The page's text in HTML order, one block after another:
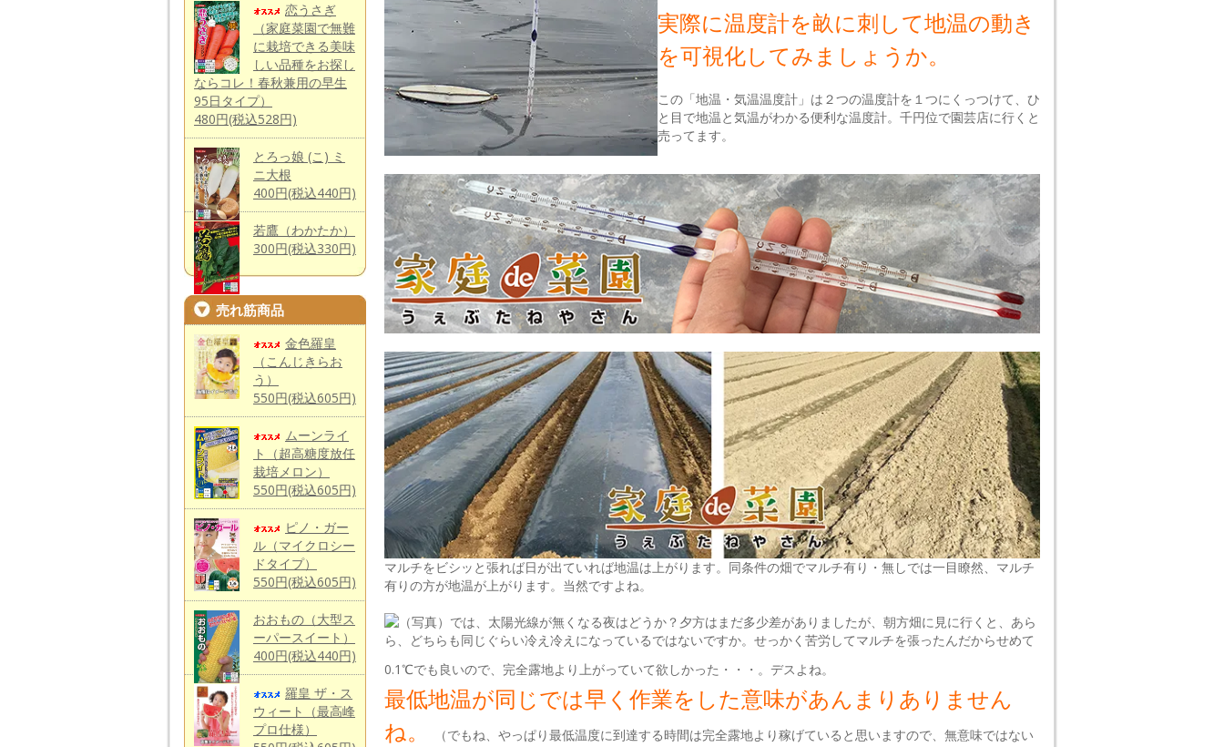
実際に温度計を畝に刺して地温の動き
を可視化してみましょうか。
この「地温・気温温度計」は２つの温度計を１つにくっつけて、ひ
と目で地温と気温がわかる便利な温度計。千円位で園芸店に行くと
売ってます。
マルチをビシッと張れば日が出ていれば地温は上がります。同条件の畑でマルチ有り・無しでは一目瞭然、マルチ
有りの方が地温が上がります。当然ですよね。
では、太陽光線が無くなる夜はどうか？夕方はまだ多少差がありましたが、朝方畑に見に行くと、あら
ら、どちらも同じぐらい冷え冷えになっているではないですか。せっかく苦労してマルチを張ったんだからせめて
0.1℃でも良いので、完全露地より上がっていて欲しかった・・・。デスよね。
最低地温が同じでは早く作業をした意味があんまりありません
ね。
（でもね、やっぱり最低温度に到達する時間は完全露地より稼げていると思いますので、無意味ではない
恋うさぎ
（家庭菜園で無難
に栽培できる美味
しい品種をお探し
ならコレ！春秋兼用の早生
95日タイプ）
480円(税込528円)
とろっ娘 (こ) ミ
ニ大根
400円(税込440円)
若鷹（わかたか）
300円(税込330円)
売れ筋商品
金色羅皇
（こんじきらお
う）
550円(税込605円)
ムーンライ
ト（超高糖度放任
栽培メロン）
550円(税込605円)
ピノ・ガー
ル（マイクロシー
ドタイプ）
550円(税込605円)
おおもの（大型ス
ーパースイート）
400円(税込440円)
羅皇 ザ・ス
ウィート（最高峰
プロ仕様）